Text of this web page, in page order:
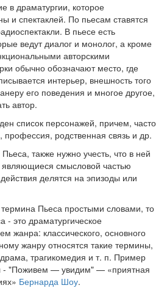
в драматургии, которое
и спектаклей. По пьесам ставятся
В пьесе есть
ведут диалог и монолог, а кроме
авторскими
обычно обозначают место, где
интерьер, внешность того
его поведения и многое другое,
автор.
список персонажей, причем, часто
профессия, родственная связь и др.
также нужно учесть, что в ней
являющиеся смысловой частью
делятся на эпизоды или
Пьеса простыми словами, то
- это драматургическое
жанра: классического, основного
жанру относятся такие термины,
трагикомедия и т. п. Пример
- "Поживем — увидим" — «приятная
Бернарда Шоу.